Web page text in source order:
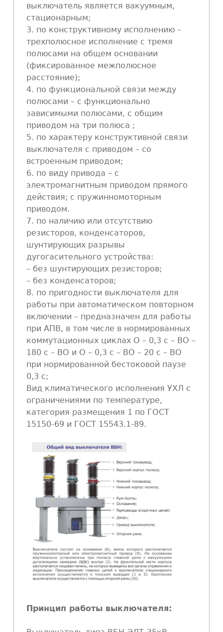
выключатель является вакуумным,
стационарным;
3. по конструктивному исполнению –
трехполюсное исполнение с тремя
полюсами на общем основании
(фиксированное межполюсное
расстояние);
4. по функциональной связи между
полюсами – с функционально
зависимыми полюсами, с общим
приводом на три полюса ;
5. по характеру конструктивной связи
выключателя с приводом – со
встроенным приводом;
6. по виду привода – с
электромагнитным приводом прямого
действия; с пружинномоторным
приводом.
7. по наличию или отсутствию
резисторов, конденсаторов,
шунтирующих разрывы
дугогасительного устройства:
– без шунтирующих резисторов;
– без конденсаторов;
8. по пригодности выключателя для
работы при автоматическом повторном
включении – предназначен для работы
при АПВ, в том числе в нормированных
коммутационных циклах О – 0,3 с – ВО –
180 с – ВО и О – 0,3 с – ВО – 20 с – ВО
при нормированной бестоковой паузе
0,3 с;
Вид климатического исполнения УХЛ с
ограничениями по температуре,
категория размещения 1 по ГОСТ
15150-69 и ГОСТ 15543.1-89.
Принцип работы выключателя: